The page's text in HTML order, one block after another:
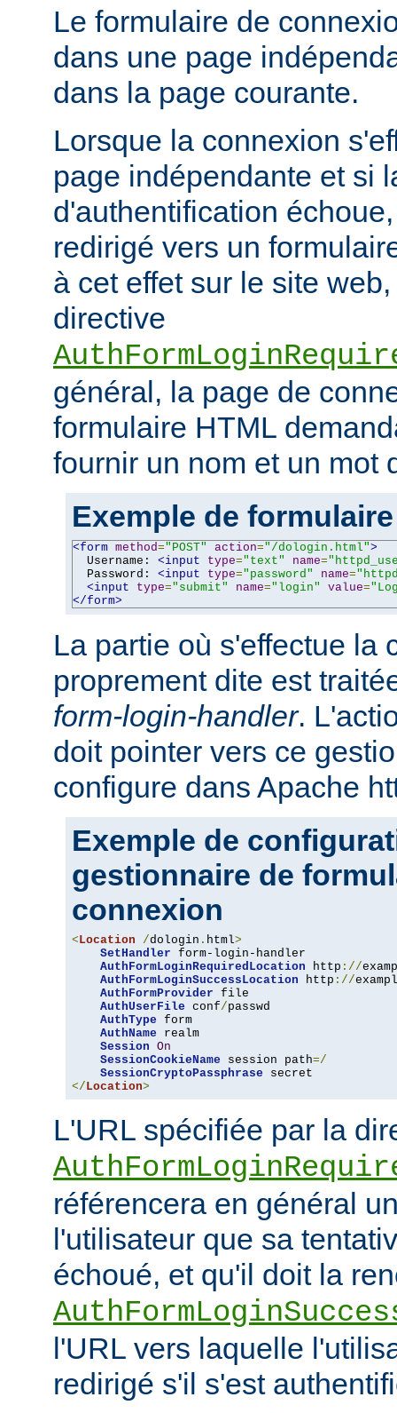
Le formulaire de
dans une page
dans la page courante.
Lorsque la connexion
page indépendante et si
d'authentification
redirigé vers un
à cet effet sur le site
directive
général, la page de
formulaire HTML
fournir un nom et un mot
Exemple de
<form method="POST" action="/dologin.html">
  Username:
<input type="text" name=
  Password:
<input type="password" name=
<input
type="submit" name="login" value=
</form>
La partie où s'effectue la
proprement dite est
form-login-handler.
doit pointer vers ce
configure dans Apache
Exemple de
gestionnaire de
connexion
< Location /dologin . html>
SetHandler form-login-handler
AuthFormLoginRequiredLocation http ://
AuthFormLoginSuccessLocation http ://
AuthFormProvider file
AuthUserFile conf/passwd
AuthType form
AuthName realm
Session On
SessionCookieName session path=/
SessionCryptoPassphrase
</ Location>
L'URL spécifiée par la
référencera en général
l'utilisateur que sa
échoué, et qu'il doit la
l'URL vers laquelle
redirigé s'il s'est